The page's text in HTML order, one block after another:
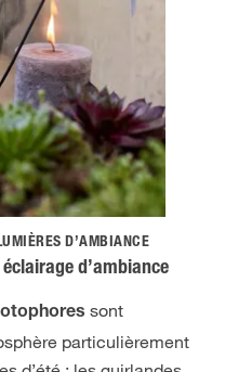
D’AMBIANCE
d’ambiance
sont
particulièrement